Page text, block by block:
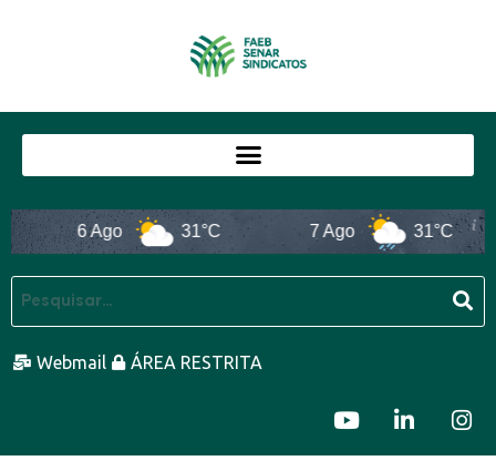
6 Ago 31°C 7 Ago 31°C
Webmail ÁREA RESTRITA